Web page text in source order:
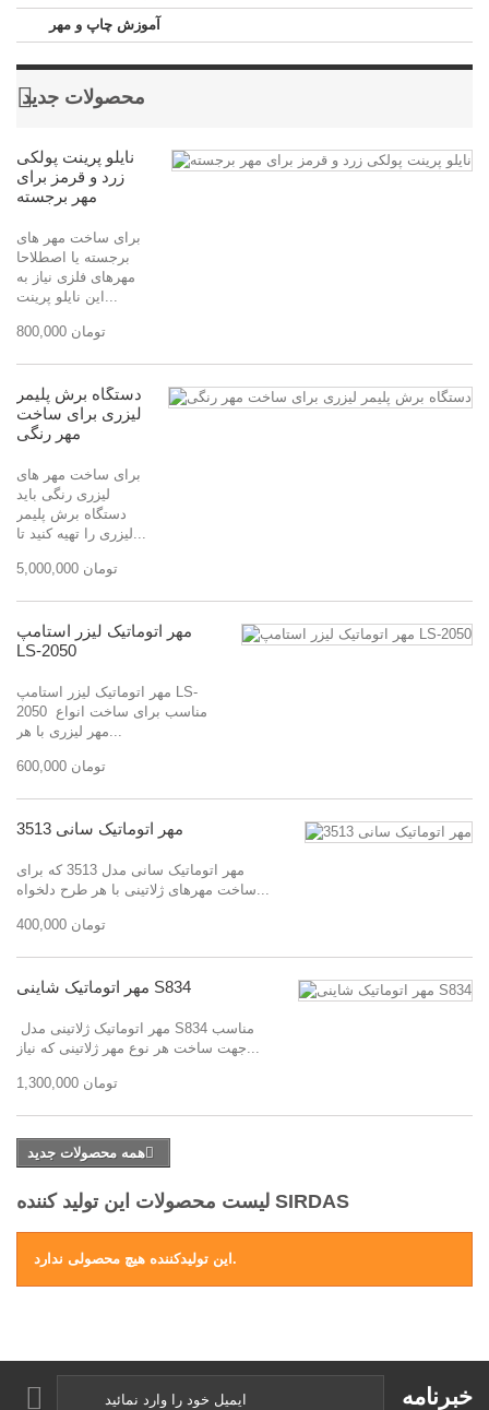
آموزش چاپ و مهر
محصولات جدید
نایلو پرینت پولکی
زرد و قرمز برای
مهر برجسته
برای ساخت مهر های
برجسته یا اصطلاحا
مهرهای فلزی نیاز به
این نایلو پرینت...
800,000 تومان
دستگاه برش پلیمر
لیزری برای ساخت
مهر رنگی
برای ساخت مهر های
لیزری رنگی باید
دستگاه برش پلیمر
لیزری را تهیه کنید تا...
5,000,000 تومان
مهر اتوماتیک لیزر استامپ
LS-2050
مهر اتوماتیک لیزر استامپ LS-
2050 مناسب برای ساخت انواع
مهر لیزری با هر...
600,000 تومان
مهر اتوماتیک سانی 3513
مهر اتوماتیک سانی مدل 3513 که برای
ساخت مهرهای ژلاتینی با هر طرح دلخواه...
400,000 تومان
مهر اتوماتیک شاینی S834
جهت ساخت هر نوع مهر ژلاتینی که نیاز...
1,300,000 تومان
همه محصولات جدید
لیست محصولات این تولید کننده SIRDAS
این تولیدکننده هیچ محصولی ندارد.
خبرنامه